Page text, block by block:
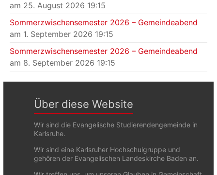
am 25. August 2026 19:15
Sommerzwischensemester 2026 – Gemeindeabend
am 1. September 2026 19:15
Sommerzwischensemester 2026 – Gemeindeabend
am 8. September 2026 19:15
Über diese Website
Wir sind die Evangelische Studierendengemeinde in
Karlsruhe.
Wir sind eine Karlsruher Hochschulgruppe und
gehören der Evangelischen Landeskirche Baden an.